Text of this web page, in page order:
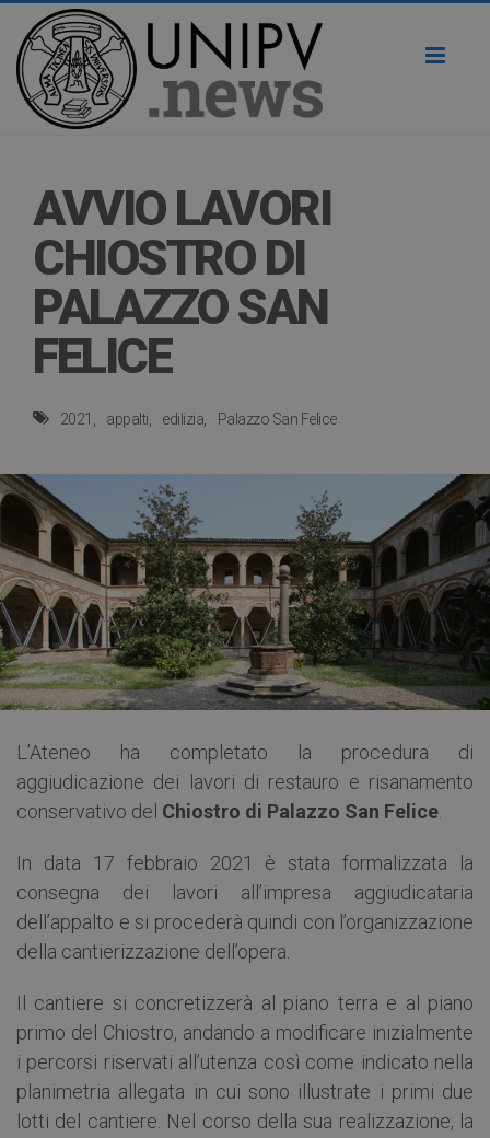
AVVIO LAVORI
CHIOSTRO DI
PALAZZO SAN
FELICE
2021 appalti edilizia Palazzo San Felice
L’Ateneo ha completato la procedura di
aggiudicazione dei lavori di restauro e risanamento
conservativo del Chiostro di Palazzo San Felice
In data 17 febbraio 2021 è stata formalizzata la
consegna dei lavori all’impresa aggiudicataria
dell’appalto e si procederà quindi con l’organizzazione
della cantierizzazione dell’opera.
Il cantiere si concretizzerà al piano terra e al piano
primo del Chiostro, andando a modificare inizialmente
i percorsi riservati all’utenza così come indicato nella
planimetria allegata in cui sono illustrate i primi due
lotti del cantiere. Nel corso della sua realizzazione, la